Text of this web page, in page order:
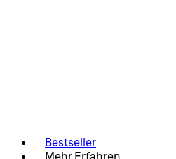
Bestseller
Mehr Erfahren